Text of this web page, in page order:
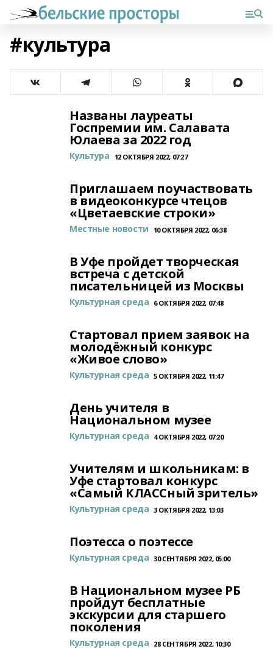
#культура
Названы лауреаты
Госпремии им. Салавата
Юлаева за 2022 год
Культура 12 ОКТЯБРЯ 2022, 07:27
Приглашаем поучаствовать
в видеоконкурсе чтецов
«Цветаевские строки»
Местные новости 10 ОКТЯБРЯ 2022, 06:38
В Уфе пройдет творческая
встреча с детской
писательницей из Москвы
Культурная среда 6 ОКТЯБРЯ 2022, 07:48
Стартовал прием заявок на
молодёжный конкурс
«Живое слово»
Культурная среда 5 ОКТЯБРЯ 2022, 11:47
День учителя в
Национальном музее
Культурная среда 4 ОКТЯБРЯ 2022, 07:20
Учителям и школьникам: в
Уфе стартовал конкурс
«Самый КЛАССный зритель»
Культурная среда 3 ОКТЯБРЯ 2022, 13:03
Поэтесса о поэтессе
Культурная среда 30 СЕНТЯБРЯ 2022, 05:00
В Национальном музее РБ
пройдут бесплатные
экскурсии для старшего
поколения
Культурная среда 28 СЕНТЯБРЯ 2022, 10:30